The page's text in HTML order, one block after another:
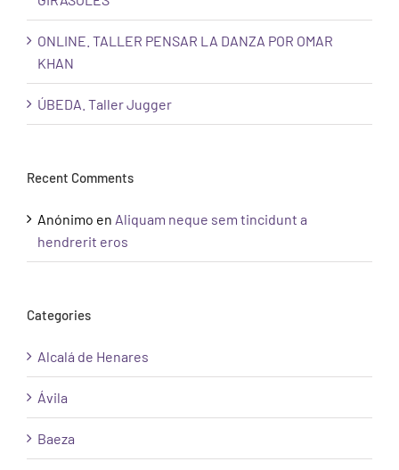
ONLINE. TALLER PENSAR LA DANZA POR OMAR
KHAN
ÚBEDA. Taller Jugger
Recent Comments
Anónimo en Aliquam neque sem tincidunt a
hendrerit eros
Categories
Alcalá de Henares
Ávila
Baeza